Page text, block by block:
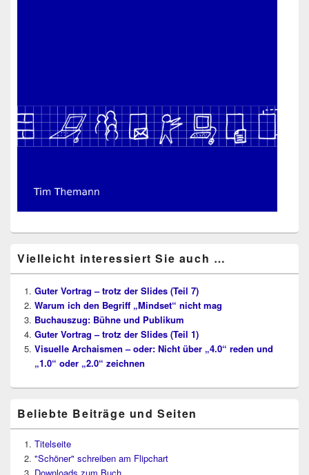
Vielleicht interessiert Sie auch …
Guter Vortrag – trotz der Slides (Teil 7)
Warum ich den Begriff „Mindset“ nicht mag
Buchauszug: Bühne und Publikum
Guter Vortrag – trotz der Slides (Teil 1)
Visuelle Archaismen – oder: Nicht über „4.0“ reden und
„1.0“ oder „2.0“ zeichnen
Beliebte Beiträge und Seiten
Titelseite
"Schöner" schreiben am Flipchart